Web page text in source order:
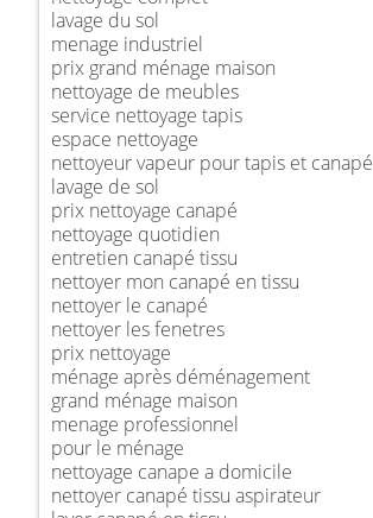
lavage du sol
menage industriel
prix grand ménage maison
nettoyage de meubles
service nettoyage tapis
espace nettoyage
nettoyeur vapeur pour tapis et canapé
lavage de sol
prix nettoyage canapé
nettoyage quotidien
entretien canapé tissu
nettoyer mon canapé en tissu
nettoyer le canapé
nettoyer les fenetres
prix nettoyage
ménage après déménagement
grand ménage maison
menage professionnel
pour le ménage
nettoyage canape a domicile
nettoyer canapé tissu aspirateur